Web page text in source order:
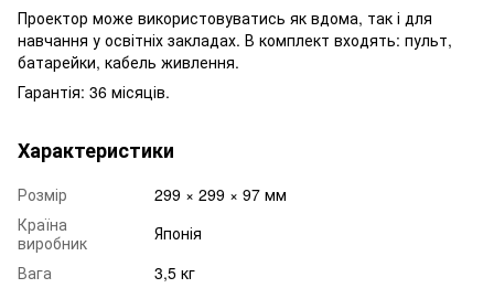
Проектор може використовуватись як вдома, так і для
навчання у освітніх закладах. В комплект входять: пульт,
батарейки, кабель живлення.
Гарантія: 36 місяців.
Характеристики
Розмір
299 × 299 × 97 мм
Країна
виробник
Японія
Вага
3,5 кг